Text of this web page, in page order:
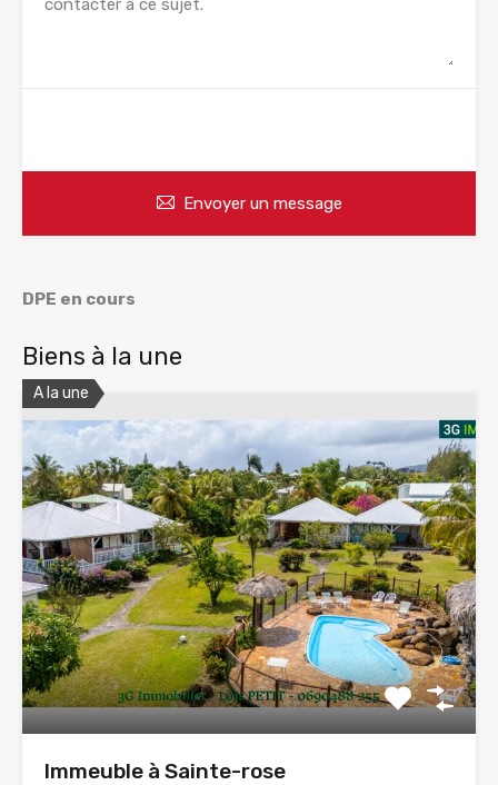
Envoyer un message
DPE en cours
Biens à la une
A la une
Immeuble à Sainte-rose